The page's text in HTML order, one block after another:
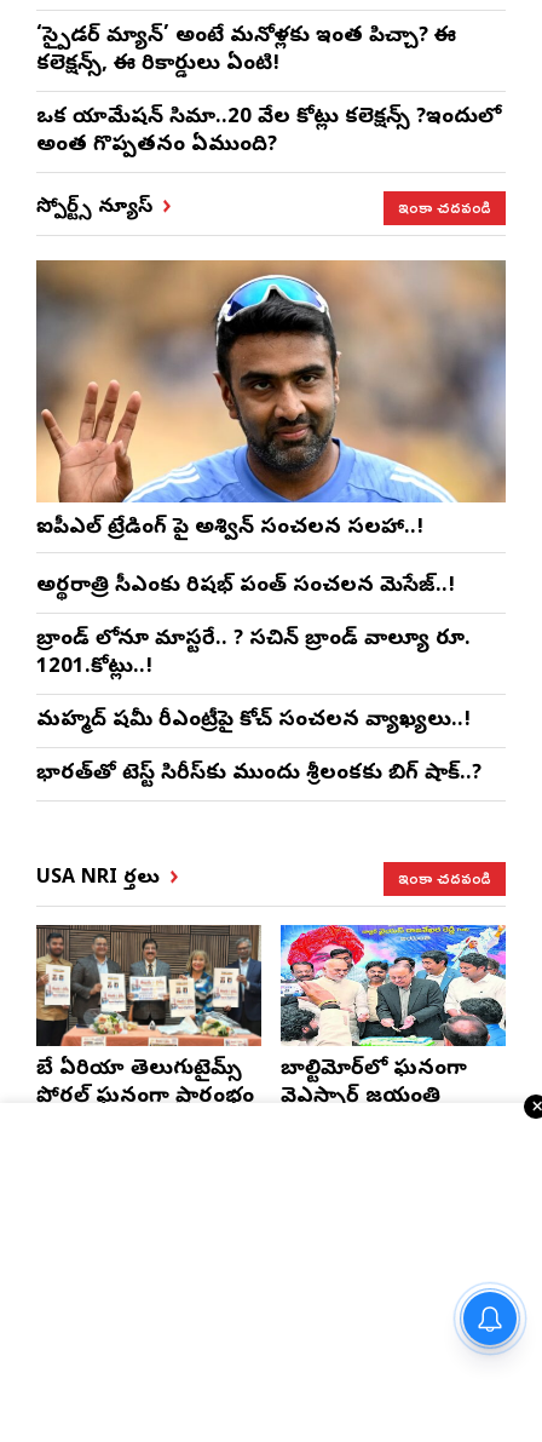
‘స్పైడర్ మ్యాన్’ అంటే మనోళ్లకు ఇంత పిచ్చా? ఈ
కలెక్షన్స్, ఈ రికార్డులు ఏంటి!
ఒక యానిమేషన్ సినిమా..20 వేల కోట్లు కలెక్షన్స్ ?ఇందులో
అంత గొప్పతనం ఏముంది?
స్పోర్ట్స్ న్యూస్ ఇంకా చదవండి
ఐపీఎల్ ట్రేడింగ్ పై అశ్విన్ సంచలన సలహా..!
అర్థరాత్రి సీఎంకు రిషభ్ పంత్ సంచలన మెసేజ్..!
బ్రాండ్ లోనూ మాస్టరే.. ? సచిన్ బ్రాండ్ వాల్యూ రూ.
1201.కోట్లు..!
మహ్మద్ షమీ రీఎంట్రీపై కోచ్ సంచలన వ్యాఖ్యలు..!
భారత్‌తో టెస్ట్ సిరీస్‌కు ముందు శ్రీలంకకు బిగ్ షాక్..?
USA NRI వార్తలు ఇంకా చదవండి
బే ఏరియా తెలుగుటైమ్స్
పోర్టల్ ఘనంగా ప్రారంభం
బాల్టిమోర్‌లో ఘనంగా
వైఎస్సార్‌ జయంతి